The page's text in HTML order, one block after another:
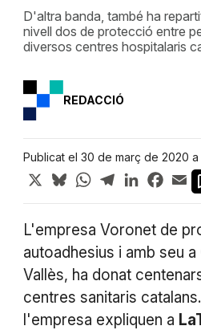
D'altra banda, també ha
nivell dos de protecció entre
diversos centres hospitalaris
REDACCIÓ
Publicat el 30 de març de 2020 a
X BlueskyWhatsApp
TelegramLinkedIn
L'empresa Voronet de
autoadhesius i amb seu a
Vallès, ha donat
centres sanitaris
l'empresa expliquen a